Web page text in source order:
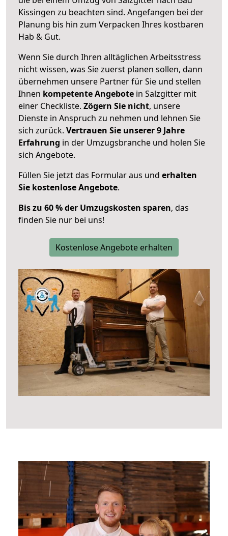
Kissingen zu beachten sind. Angefangen bei der
Planung bis hin zum Verpacken Ihres kostbaren
Hab & Gut.
Wenn Sie durch Ihren alltäglichen Arbeitsstress
nicht wissen, was Sie zuerst planen sollen, dann
übernehmen unsere Partner für Sie und stellen
Ihnen kompetente Angebote in Salzgitter mit
einer Checkliste. Zögern Sie nicht, unsere
Dienste in Anspruch zu nehmen und lehnen Sie
sich zurück. Vertrauen Sie unserer 9 Jahre
Erfahrung in der Umzugsbranche und holen Sie
sich Angebote.
Füllen Sie jetzt das Formular aus und erhalten
Sie kostenlose Angebote.
Bis zu 60 % der Umzugskosten sparen, das
finden Sie nur bei uns!
Kostenlose Angebote erhalten